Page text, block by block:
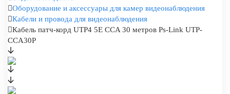
Оборудование и аксессуары для камер видеонаблюдения
Кабели и провода для видеонаблюдения
Кабель патч-корд UTP4 5E CCA 30 метров Ps-Link UTP-
CCA30P